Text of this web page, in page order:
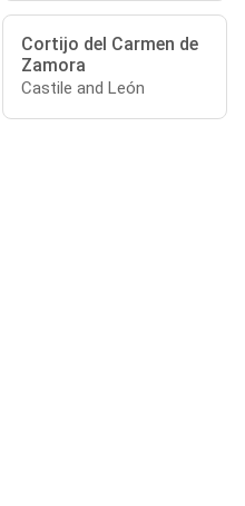
Cortijo del Carmen de
Zamora
Castile and León